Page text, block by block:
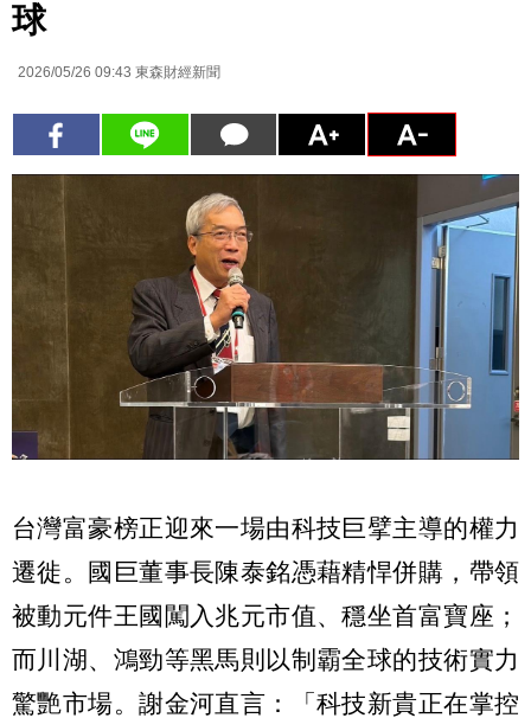
球
2026/05/26 09:43 東森財經新聞
台灣富豪榜正迎來一場由科技巨擘主導的權力
遷徙。國巨董事長陳泰銘憑藉精悍併購，帶領
被動元件王國闖入兆元市值、穩坐首富寶座；
而川湖、鴻勁等黑馬則以制霸全球的技術實力
驚艷市場。謝金河直言：「科技新貴正在掌控